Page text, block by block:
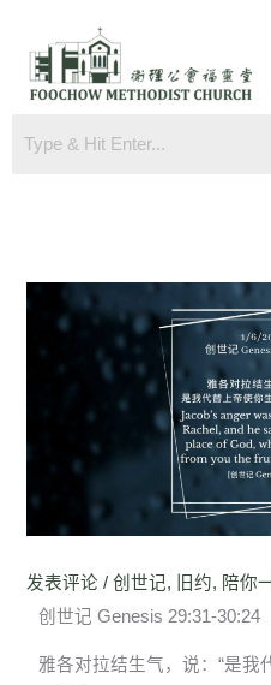
发表评论 /创世记, 旧约, 陪你
创世记 Genesis 29:31-30:24
雅各对拉结生气，说：“是我